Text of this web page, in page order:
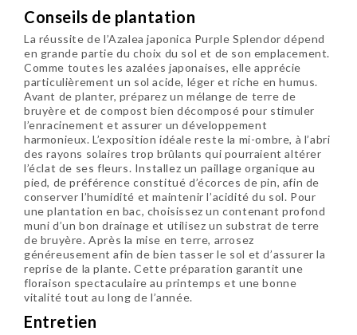
Conseils de plantation
La réussite de l’Azalea japonica Purple Splendor dépend
en grande partie du choix du sol et de son emplacement.
Comme toutes les azalées japonaises, elle apprécie
particulièrement un sol acide, léger et riche en humus.
Avant de planter, préparez un mélange de terre de
bruyère et de compost bien décomposé pour stimuler
l’enracinement et assurer un développement
harmonieux. L’exposition idéale reste la mi-ombre, à l’abri
des rayons solaires trop brûlants qui pourraient altérer
l’éclat de ses fleurs. Installez un paillage organique au
pied, de préférence constitué d’écorces de pin, afin de
conserver l’humidité et maintenir l’acidité du sol. Pour
une plantation en bac, choisissez un contenant profond
muni d’un bon drainage et utilisez un substrat de terre
de bruyère. Après la mise en terre, arrosez
généreusement afin de bien tasser le sol et d’assurer la
reprise de la plante. Cette préparation garantit une
floraison spectaculaire au printemps et une bonne
vitalité tout au long de l’année.
Entretien